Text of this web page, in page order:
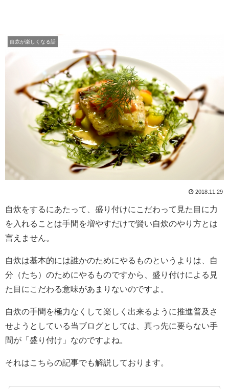
自炊が楽しくなる話
2018.11.29
自炊をするにあたって、盛り付けにこだわって見た目に力
を入れることは手間を増やすだけで賢い自炊のやり方とは
言えません。
自炊は基本的には誰かのためにやるものというよりは、自
分（たち）のためにやるものですから、盛り付けによる見
た目にこだわる意味があまりないのですよ。
自炊の手間を極力なくして楽しく出来るように推進普及さ
せようとしている当ブログとしては、真っ先に要らない手
間が「盛り付け」なのですよね。
それはこちらの記事でも解説しております。